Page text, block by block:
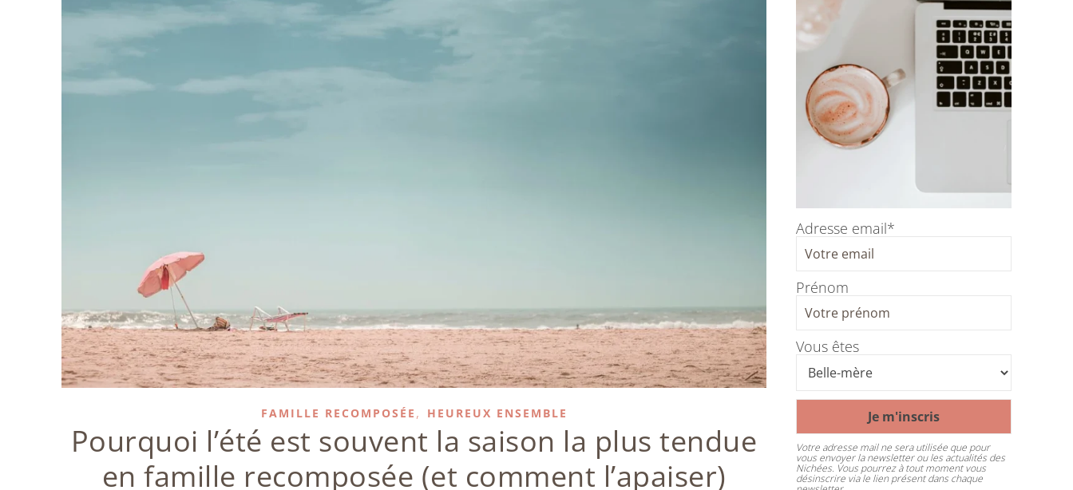
FAMILLE RECOMPOSÉE , HEUREUX ENSEMBLE
Pourquoi l’été est souvent la saison la plus tendue
en famille recomposée (et comment l’apaiser)
Adresse email*
Prénom
Vous êtes
Votre adresse mail ne sera utilisée que pour
vous envoyer la newsletter ou les actualités des
Nichées. Vous pourrez à tout moment vous
désinscrire via le lien présent dans chaque